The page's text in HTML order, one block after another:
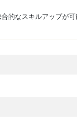
合的なスキルアップが